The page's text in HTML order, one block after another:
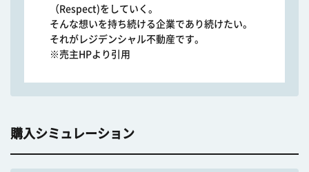
（Respect)をしていく。
そんな想いを持ち続ける企業であり続けたい。
それがレジデンシャル不動産です。
※売主HPより引用
購入シミュレーション